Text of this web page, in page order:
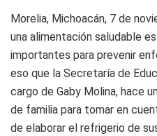
Morelia, Michoacán, 7 de
una alimentación saludable
importantes para prevenir
eso que la Secretaría de
cargo de Gaby Molina, hace
de familia para tomar en
de elaborar el refrigerio de